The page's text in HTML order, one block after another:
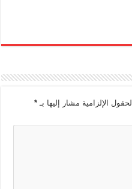
الحقول الإلزامية مشار إليها بـ*